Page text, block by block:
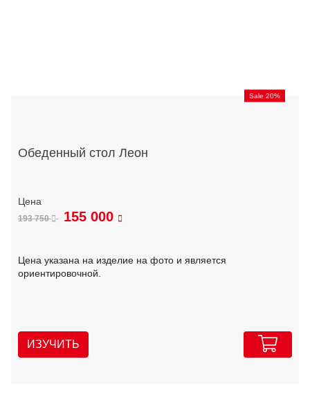
Sale 20%
Обеденный стол Леон
193 750 155 000
Цена указана на изделие на фото и является
ориентировочной.
ИЗУЧИТЬ